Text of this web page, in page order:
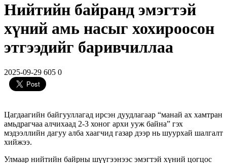
Нийтийн байранд эмэгтэй
хүний амь насыг хохироосон
этгээдийг баривчиллаа
2025-09-29 605 0
Цагдаагийн байгууллагад ирсэн дуудлагаар “манай ах хамтран
амьдрагчаа алчихаад 2-3 хоног архи ууж байна” гэх
мэдээллийн дагуу алба хаагчид газар дээр нь шуурхай шалгалт
хийжээ.
Улмаар нийтийн байрны шүүгээнээс эмэгтэй хүний цогцос